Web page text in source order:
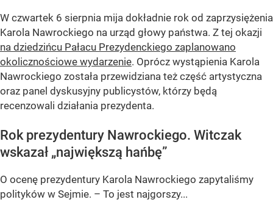
W czwartek 6 sierpnia mija dokładnie rok od zaprzysiężenia
Karola Nawrockiego na urząd głowy państwa. Z tej okazji
na dziedzińcu Pałacu Prezydenckiego zaplanowano
okolicznościowe wydarzenie. Oprócz wystąpienia Karola
Nawrockiego została przewidziana też część artystyczna
oraz panel dyskusyjny publicystów, którzy będą
recenzowali działania prezydenta.
Rok prezydentury Nawrockiego. Witczak
wskazał „największą hańbę”
O ocenę prezydentury Karola Nawrockiego zapytaliśmy
polityków w Sejmie. – To jest najgorszy...